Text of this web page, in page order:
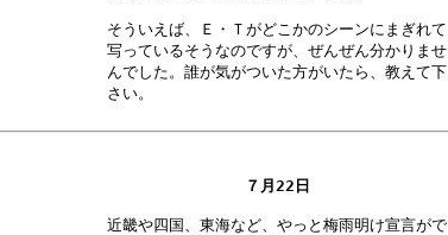
そういえば、Ｅ・Ｔがどこかのシーンにまぎれて
写っているそうなのですが、ぜんぜん分かりませ
んでした。誰が気がついた方がいたら、教えて下
さい。
７月22日
近畿や四国、東海など、やっと梅雨明け宣言がで